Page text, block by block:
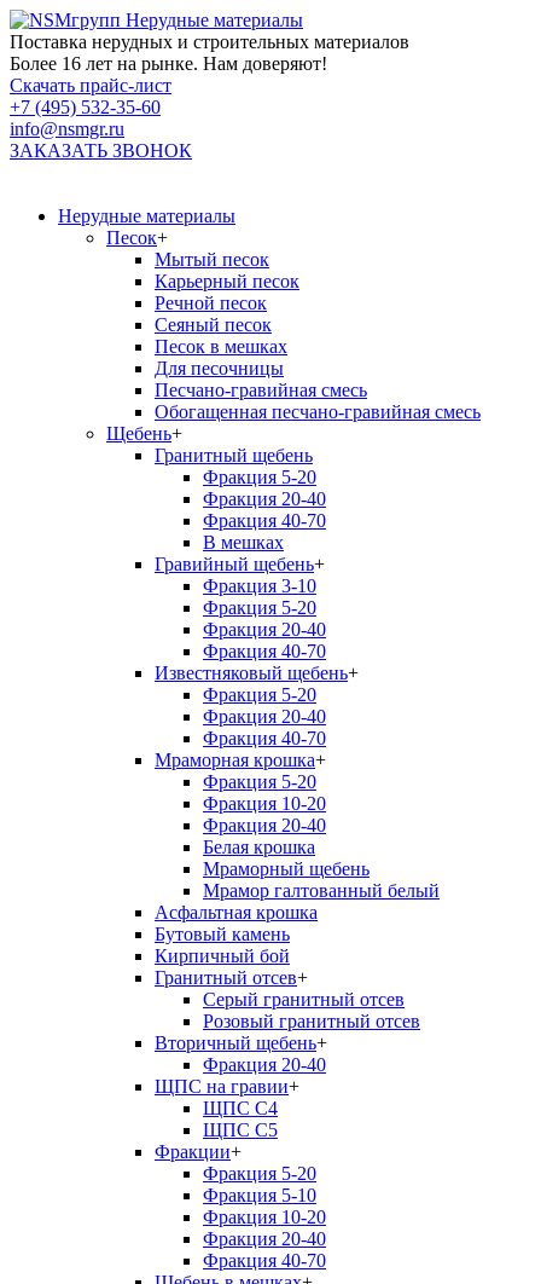
Нерудные материалы
Поставка нерудных и строительных материалов
Более 16 лет на рынке. Нам доверяют!
Скачать прайс-лист
+7 (495) 532-35-60
info@nsmgr.ru
ЗАКАЗАТЬ ЗВОНОК
Нерудные материалы
Песок+
Мытый песок
Карьерный песок
Речной песок
Сеяный песок
Песок в мешках
Для песочницы
Песчано-гравийная смесь
Обогащенная песчано-гравийная смесь
Щебень+
Гранитный щебень
Фракция 5-20
Фракция 20-40
Фракция 40-70
В мешках
Гравийный щебень+
Фракция 3-10
Фракция 5-20
Фракция 20-40
Фракция 40-70
Известняковый щебень+
Фракция 5-20
Фракция 20-40
Фракция 40-70
Мраморная крошка+
Фракция 5-20
Фракция 10-20
Фракция 20-40
Белая крошка
Мраморный щебень
Мрамор галтованный белый
Асфальтная крошка
Бутовый камень
Кирпичный бой
Гранитный отсев+
Серый гранитный отсев
Розовый гранитный отсев
Вторичный щебень+
Фракция 20-40
ЩПС на гравии+
ЩПС С4
ЩПС С5
Фракции+
Фракция 5-20
Фракция 5-10
Фракция 10-20
Фракция 20-40
Фракция 40-70